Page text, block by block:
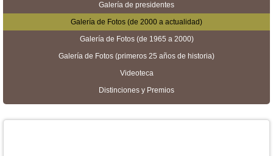
Galería de presidentes
Galería de Fotos (de 2000 a actualidad)
Galería de Fotos (de 1965 a 2000)
Galería de Fotos (primeros 25 años de historia)
Videoteca
Distinciones y Premios